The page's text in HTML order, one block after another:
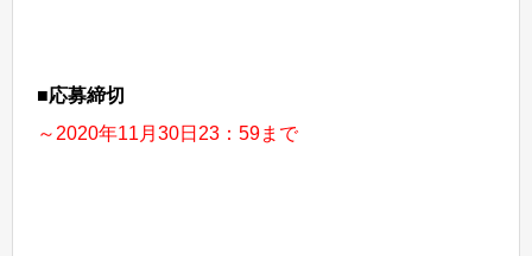
■応募締切
～2020年11月30日23：59まで